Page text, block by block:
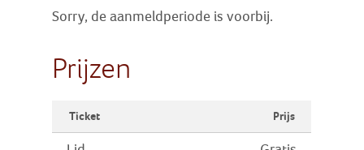
Sorry, de aanmeldperiode is voorbij.
Prijzen
Ticket Prijs